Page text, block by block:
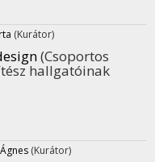
(Kurátor)
(Csoportos
hallgatóinak
(Kurátor)